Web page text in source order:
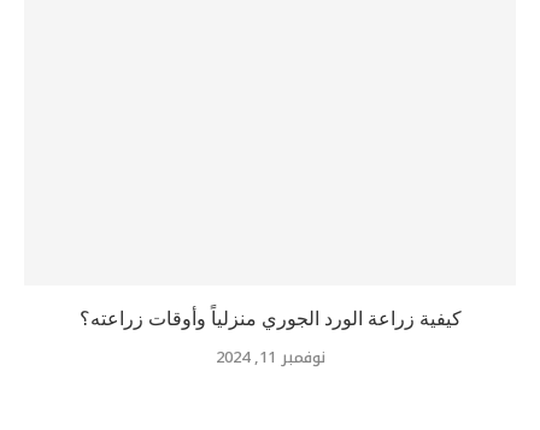
كيفية زراعة الورد الجوري منزلياً وأوقات زراعته؟
نوفمبر 11, 2024